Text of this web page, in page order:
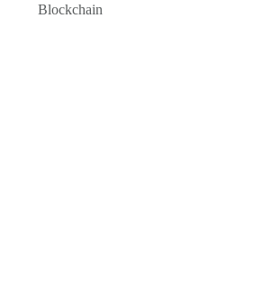
Blockchain